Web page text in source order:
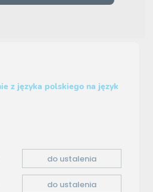
z języka polskiego na język
do ustalenia
do ustalenia